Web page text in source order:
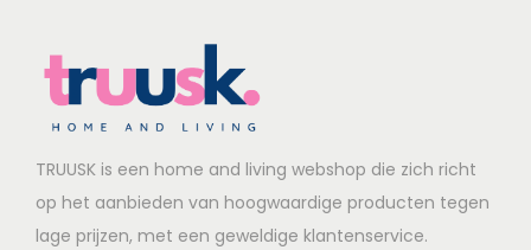
TRUUSK is een home and living webshop die zich richt
op het aanbieden van hoogwaardige producten tegen
lage prijzen, met een geweldige klantenservice.